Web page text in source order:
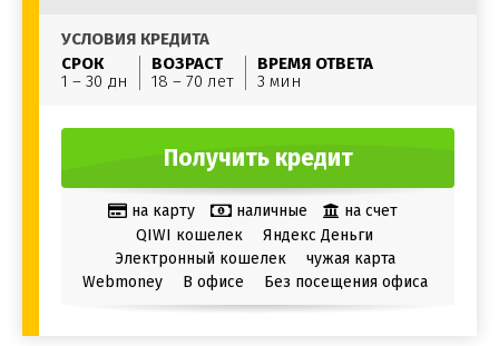
УСЛОВИЯ КРЕДИТА
СРОК
1 – 30 дн
ВОЗРАСТ
18 – 70 лет
ВРЕМЯ ОТВЕТА
3 мин
Получить кредит
на карту наличные
на счет
QIWI кошелек
Яндекс Деньги
Электронный кошелек
чужая карта
Webmoney
В офисе Без посещения офиса